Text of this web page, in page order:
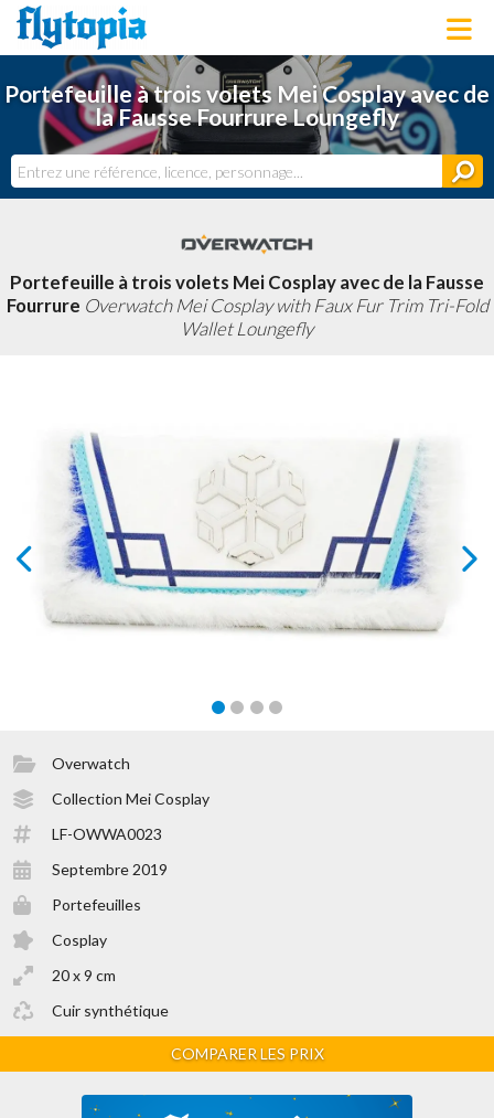
LOUNGEFLY
LICENCES
NOUVEAUTÉS
BONS PLANS
DERNIERS AJOUTS
Portefeuille à trois volets Mei Cosplay avec de
la Fausse Fourrure Loungefly
Portefeuille à trois volets Mei Cosplay avec de la Fausse
Fourrure Overwatch Mei Cosplay with Faux Fur Trim Tri-Fold
Wallet Loungefly
Overwatch
Collection Mei Cosplay
LF-OWWA0023
Septembre 2019
Portefeuilles
Cosplay
20 x 9 cm
Cuir synthétique
COMPARER LES PRIX